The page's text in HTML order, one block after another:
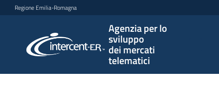
Vai al contenuto
Vai alla navigazione
Vai al footer
Regione Emilia-Romagna
Agenzia per lo
sviluppo
dei mercati
telematici
per lo
sviluppo